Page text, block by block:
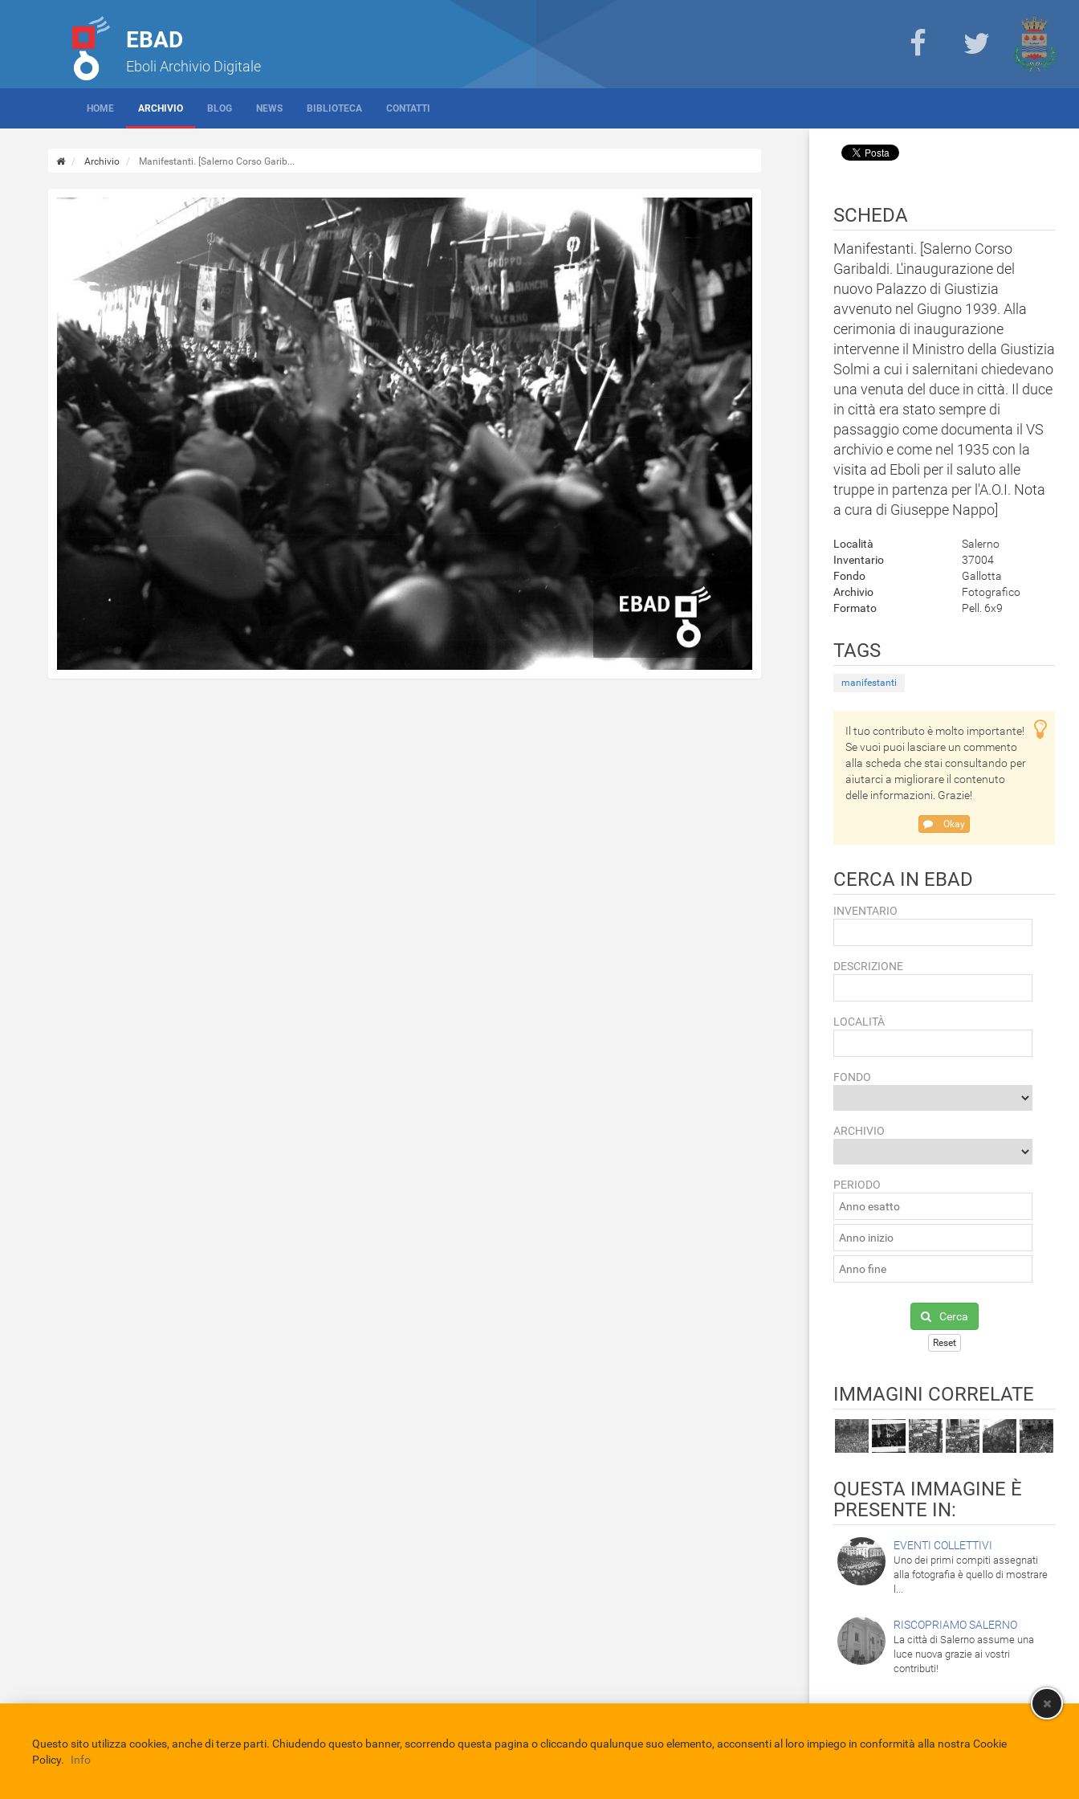
EBAD
Eboli Archivio Digitale
HOME ARCHIVIO BLOG NEWS BIBLIOTECA CONTATTI
Archivio Manifestanti. [Salerno Corso Garib...
SCHEDA
Manifestanti. [Salerno Corso
Garibaldi. L'inaugurazione del
nuovo Palazzo di Giustizia
avvenuto nel Giugno 1939. Alla
cerimonia di inaugurazione
intervenne il Ministro della Giustizia
Solmi a cui i salernitani chiedevano
una venuta del duce in città. Il duce
in città era stato sempre di
passaggio come documenta il VS
archivio e come nel 1935 con la
visita ad Eboli per il saluto alle
truppe in partenza per l'A.O.I. Nota
a cura di Giuseppe Nappo]
Località
Salerno
Inventario
37004
Fondo
Gallotta
Archivio
Fotografico
Formato
Pell. 6x9
TAGS
manifestanti
Il tuo contributo è molto importante!
Se vuoi puoi lasciare un commento
alla scheda che stai consultando per
aiutarci a migliorare il contenuto
delle informazioni. Grazie!
Okay
CERCA IN EBAD
INVENTARIO
DESCRIZIONE
LOCALITÀ
FONDO
ARCHIVIO
PERIODO
Cerca
Reset
IMMAGINI CORRELATE
QUESTA IMMAGINE È
PRESENTE IN:
EVENTI COLLETTIVI
Uno dei primi compiti assegnati
alla fotografia è quello di mostrare
l...
RISCOPRIAMO SALERNO
La città di Salerno assume una
luce nuova grazie ai vostri
contributi!
Comune di Eboli Servizio Bibliotecario Nazionale Privacy policy
Credits
Questo sito utilizza cookies, anche di terze parti. Chiudendo questo banner, scorrendo questa pagina o cliccando qualunque suo elemento, acconsenti al loro impiego in conformità alla nostra Cookie
Policy.
Info